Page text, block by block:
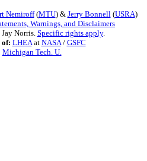
Nemiroff(MTU) & Jerry Bonnell(USRA)
Warnings, and Disclaimers
Jay Norris. Specific rights apply.
of: LHEAat NASA/ GSFC
Michigan Tech. U.